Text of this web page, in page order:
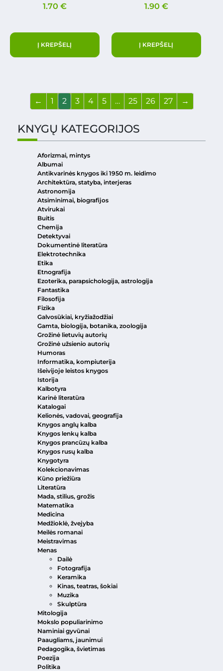
1.70 €
Į KREPŠELĮ
1.90 €
Į KREPŠELĮ
← 1 2 3 4 5 … 25 26 27 →
KNYGŲ KATEGORIJOS
Aforizmai, mintys
Albumai
Antikvarinės knygos iki 1950 m. leidimo
Architektūra, statyba, interjeras
Astronomija
Atsiminimai, biografijos
Atvirukai
Buitis
Chemija
Detektyvai
Dokumentinė literatūra
Elektrotechnika
Etika
Etnografija
Ezoterika, parapsichologija, astrologija
Fantastika
Filosofija
Fizika
Galvosūkiai, kryžiažodžiai
Gamta, biologija, botanika, zoologija
Grožinė lietuvių autorių
Grožinė užsienio autorių
Humoras
Informatika, kompiuterija
Išeivijoje leistos knygos
Istorija
Kalbotyra
Karinė literatūra
Katalogai
Kelionės, vadovai, geografija
Knygos anglų kalba
Knygos lenkų kalba
Knygos prancūzų kalba
Knygos rusų kalba
Knygotyra
Kolekcionavimas
Kūno priežiūra
Literatūra
Mada, stilius, grožis
Matematika
Medicina
Medžioklė, žvejyba
Meilės romanai
Meistravimas
Menas
Dailė
Fotografija
Keramika
Kinas, teatras, šokiai
Muzika
Skulptūra
Mitologija
Mokslo populiarinimo
Naminiai gyvūnai
Paaugliams, jaunimui
Pedagogika, švietimas
Poezija
Politika